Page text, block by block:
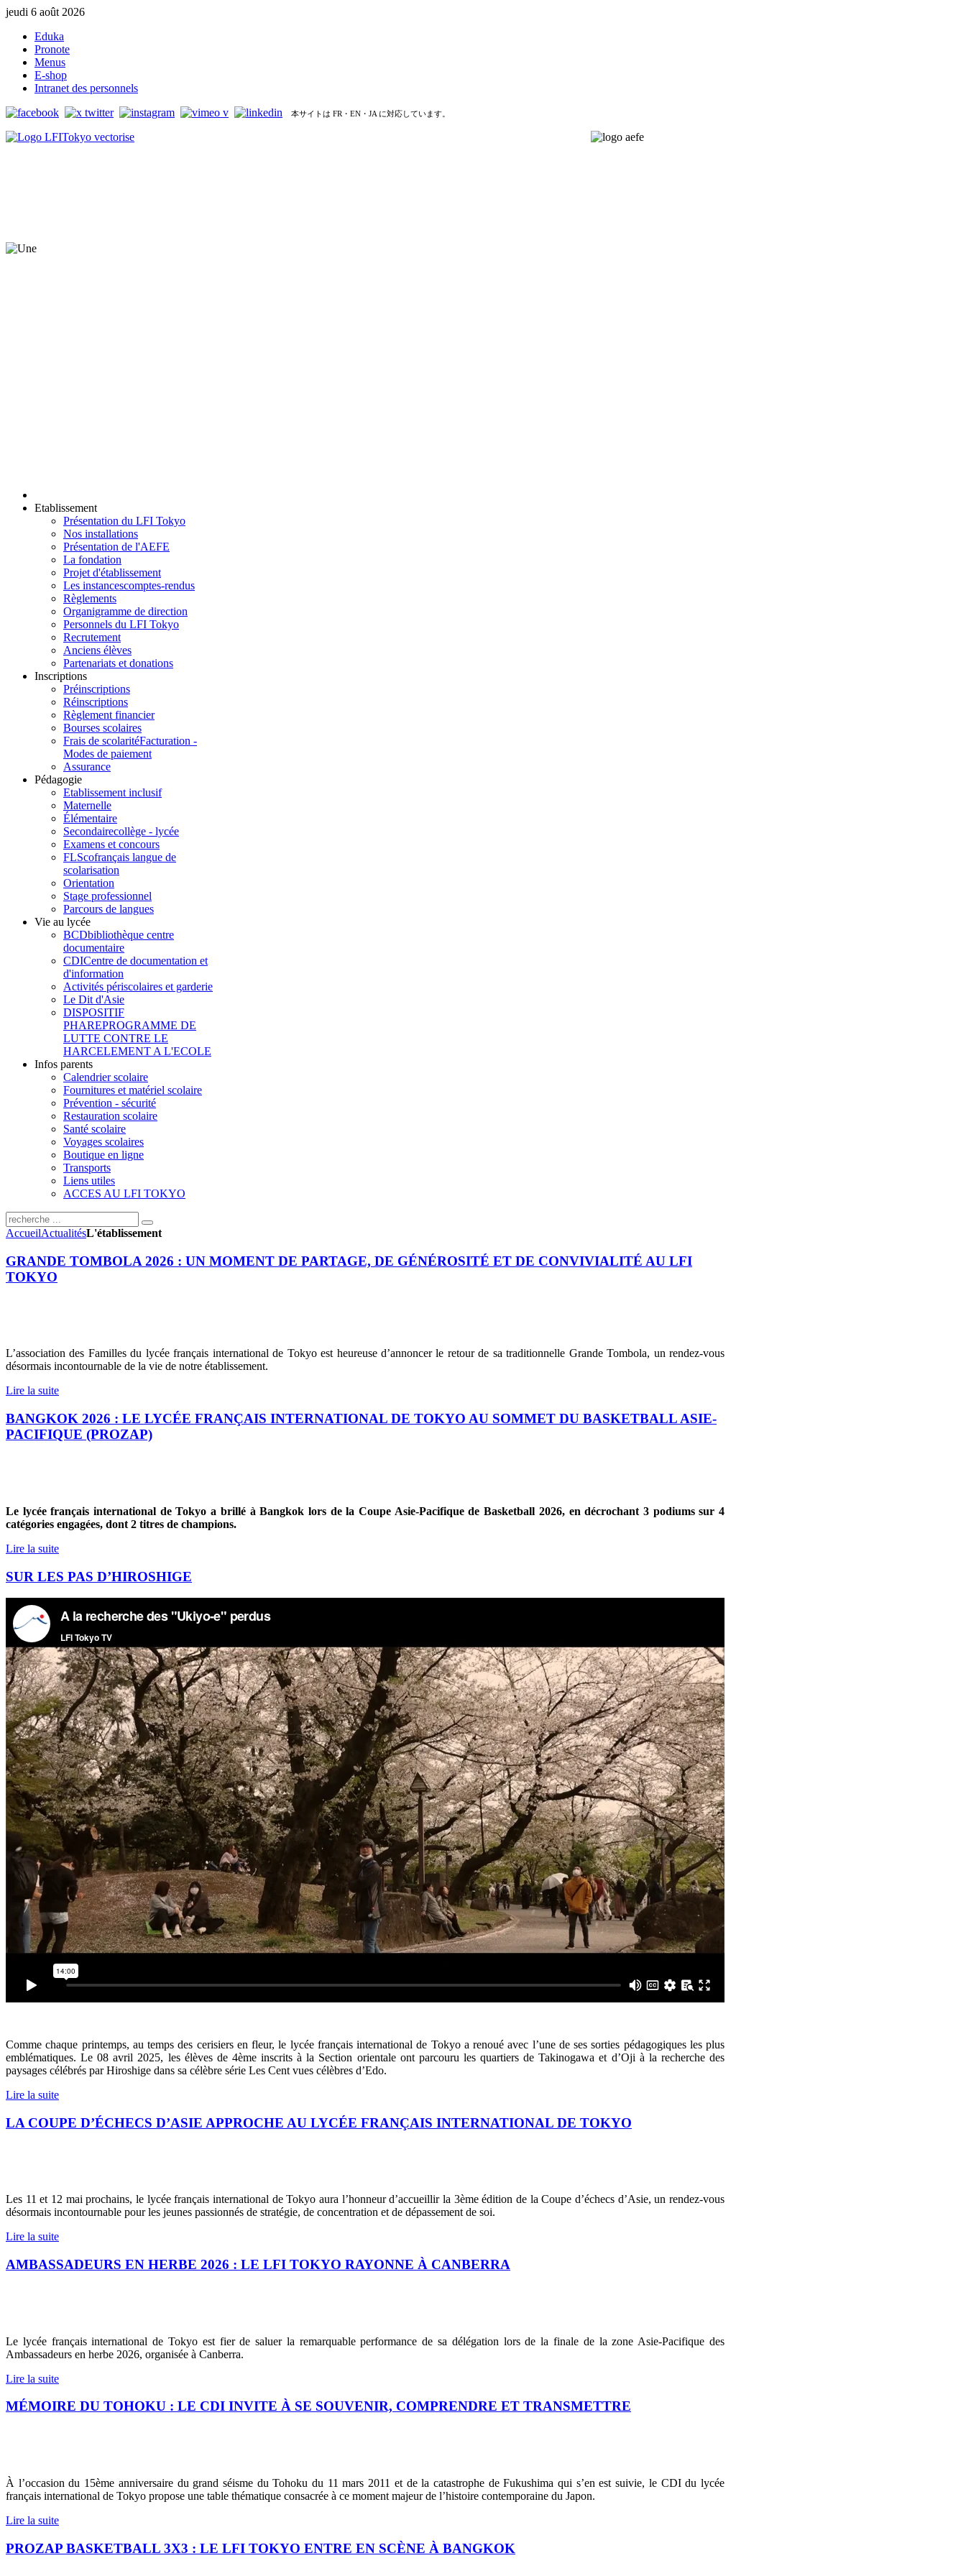
jeudi 6 août 2026
Eduka
Pronote
Menus
E-shop
Intranet des personnels
本サイトは FR・EN・JA に対応しています。
Etablissement
Présentation du LFI Tokyo
Nos installations
Présentation de l'AEFE
La fondation
Projet d'établissement
Les instancescomptes-rendus
Règlements
Organigramme de direction
Personnels du LFI Tokyo
Recrutement
Anciens élèves
Partenariats et donations
Inscriptions
Préinscriptions
Réinscriptions
Règlement financier
Bourses scolaires
Frais de scolaritéFacturation -
Modes de paiement
Assurance
Pédagogie
Etablissement inclusif
Maternelle
Élémentaire
Secondairecollège - lycée
Examens et concours
FLScofrançais langue de
scolarisation
Orientation
Stage professionnel
Parcours de langues
Vie au lycée
BCDbibliothèque centre
documentaire
CDICentre de documentation et
d'information
Activités périscolaires et garderie
Le Dit d'Asie
DISPOSITIF
PHAREPROGRAMME DE
LUTTE CONTRE LE
HARCELEMENT A L'ECOLE
Infos parents
Calendrier scolaire
Fournitures et matériel scolaire
Prévention - sécurité
Restauration scolaire
Santé scolaire
Voyages scolaires
Boutique en ligne
Transports
Liens utiles
ACCES AU LFI TOKYO
AccueilActualitésL'établissement
GRANDE TOMBOLA 2026 : UN MOMENT DE PARTAGE, DE GÉNÉROSITÉ ET DE CONVIVIALITÉ AU LFI
TOKYO
L’association des Familles du lycée français international de Tokyo est heureuse d’annoncer le retour de sa traditionnelle Grande Tombola, un rendez-vous
désormais incontournable de la vie de notre établissement.
Lire la suite
BANGKOK 2026 : LE LYCÉE FRANÇAIS INTERNATIONAL DE TOKYO AU SOMMET DU BASKETBALL ASIE-
PACIFIQUE (PROZAP)
Le lycée français international de Tokyo a brillé à Bangkok lors de la Coupe Asie-Pacifique de Basketball 2026, en décrochant 3 podiums sur 4
catégories engagées, dont 2 titres de champions.
Lire la suite
SUR LES PAS D’HIROSHIGE
Comme chaque printemps, au temps des cerisiers en fleur, le lycée français international de Tokyo a renoué avec l’une de ses sorties pédagogiques les plus
emblématiques. Le 08 avril 2025, les élèves de 4ème inscrits à la Section orientale ont parcouru les quartiers de Takinogawa et d’Oji à la recherche des
paysages célébrés par Hiroshige dans sa célèbre série Les Cent vues célèbres d’Edo.
Lire la suite
LA COUPE D’ÉCHECS D’ASIE APPROCHE AU LYCÉE FRANÇAIS INTERNATIONAL DE TOKYO
Les 11 et 12 mai prochains, le lycée français international de Tokyo aura l’honneur d’accueillir la 3ème édition de la Coupe d’échecs d’Asie, un rendez-vous
désormais incontournable pour les jeunes passionnés de stratégie, de concentration et de dépassement de soi.
Lire la suite
AMBASSADEURS EN HERBE 2026 : LE LFI TOKYO RAYONNE À CANBERRA
Le lycée français international de Tokyo est fier de saluer la remarquable performance de sa délégation lors de la finale de la zone Asie-Pacifique des
Ambassadeurs en herbe 2026, organisée à Canberra.
Lire la suite
MÉMOIRE DU TOHOKU : LE CDI INVITE À SE SOUVENIR, COMPRENDRE ET TRANSMETTRE
À l’occasion du 15ème anniversaire du grand séisme du Tohoku du 11 mars 2011 et de la catastrophe de Fukushima qui s’en est suivie, le CDI du lycée
français international de Tokyo propose une table thématique consacrée à ce moment majeur de l’histoire contemporaine du Japon.
Lire la suite
PROZAP BASKETBALL 3X3 : LE LFI TOKYO ENTRE EN SCÈNE À BANGKOK